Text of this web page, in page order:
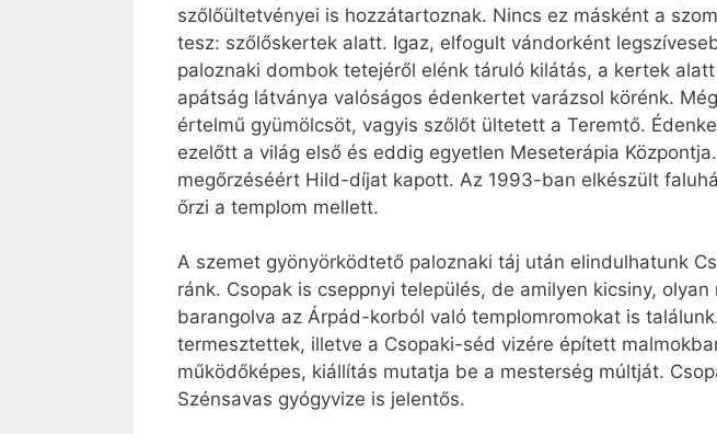
szőlőültetvényei is hozzátartoznak. Nincs ez másként a
tesz: szőlőskertek alatt. Igaz, elfogult vándorként
paloznaki dombok tetejéről elénk táruló kilátás, a kertek
apátság látványa valóságos édenkertet varázsol körénk.
értelmű gyümölcsöt, vagyis szőlőt ültetett a Teremtő.
ezelőtt a világ első és eddig egyetlen Meseterápia
megőrzéséért Hild-díjat kapott. Az 1993-ban elkészült
őrzi a templom mellett.
A szemet gyönyörködtető paloznaki táj után elindulhatunk
ránk. Csopak is cseppnyi település, de amilyen kicsiny,
barangolva az Árpád-korból való templomromokat is
termesztettek, illetve a Csopaki-séd vizére épített
működőképes, kiállítás mutatja be a mesterség múltját.
Szénsavas gyógyvize is jelentős.